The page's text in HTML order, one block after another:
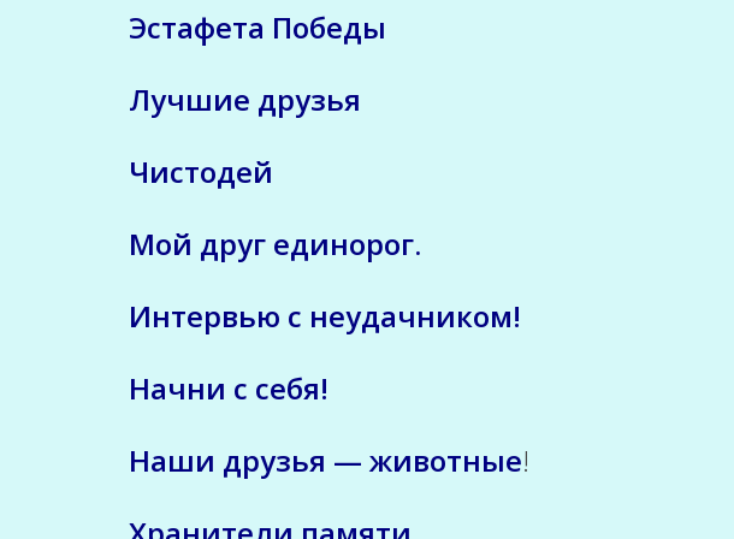
Эстафета Победы
Лучшие друзья
Чистодей
Мой друг единорог.
Интервью с неудачником!
Начни с себя!
Наши друзья — животные!